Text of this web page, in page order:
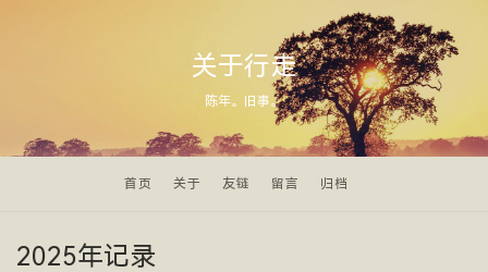
关于行走
陈年。旧事。
首页 关于 友链 留言 归档
2025年记录